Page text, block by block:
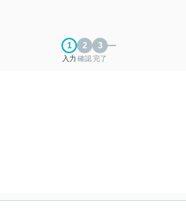
入力 確認完了